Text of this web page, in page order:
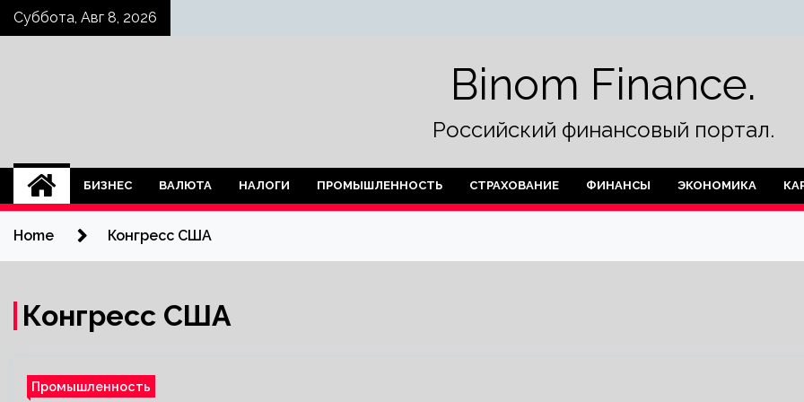
SkipСуббота, Авг 8, 2026
Binom Finance.
Российский финансовый портал.
БИЗНЕС ВАЛЮТА НАЛОГИ ПРОМЫШЛЕННОСТЬ СТРАХОВАНИЕ ФИНАНСЫ ЭКОНОМИКА
Home Конгресс США
Конгресс США
Промышленность